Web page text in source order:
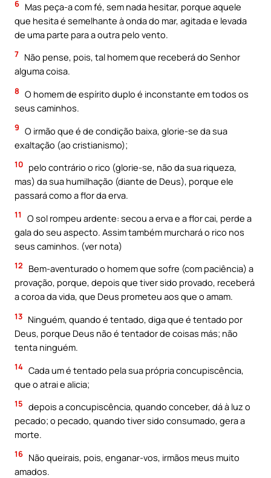
6 Mas peça-a com fé, sem nada hesitar, porque aquele
que hesita é semelhante à onda do mar, agitada e levada
de uma parte para a outra pelo vento.
7 Não pense, pois, tal homem que receberá do Senhor
alguma coisa.
8 O homem de espírito duplo é inconstante em todos os
seus caminhos.
9 O irmão que é de condição baixa, glorie-se da sua
exaltação (ao cristianismo);
10 pelo contrário o rico (glorie-se, não da sua riqueza,
mas) da sua humilhação (diante de Deus), porque ele
passará como a flor da erva.
11
O sol rompeu ardente: secou a erva e a flor cai, perde a
gala do seu aspecto. Assim também murchará o rico nos
seus caminhos. (ver nota)
12
Bem-aventurado o homem que sofre (com paciência) a
provação, porque, depois que tiver sido provado, receberá
a coroa da vida, que Deus prometeu aos que o amam.
13 Ninguém, quando é tentado, diga que é tentado por
Deus, porque Deus não é tentador de coisas más; não
tenta ninguém.
14 Cada um é tentado pela sua própria concupiscência,
que o atrai e alicia;
15 depois a concupiscência, quando conceber, dá à luz o
pecado; o pecado, quando tiver sido consumado, gera a
morte.
16 Não queirais, pois, enganar-vos, irmãos meus muito
amados.